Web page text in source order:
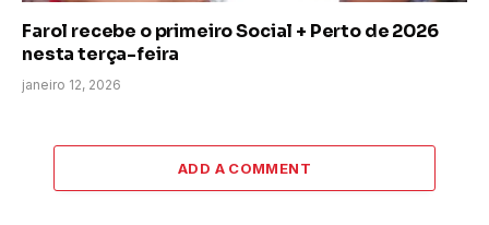
Farol recebe o primeiro Social + Perto de 2026
nesta terça-feira
janeiro 12, 2026
ADD A COMMENT